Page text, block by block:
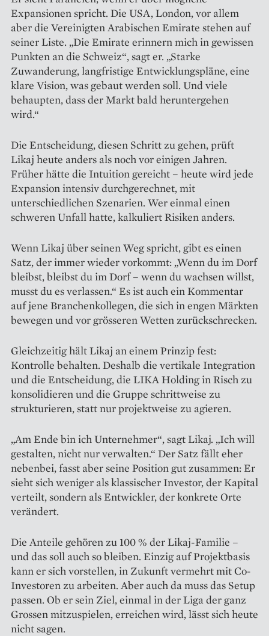
Expansionen spricht. Die USA, London, vor allem
aber die Vereinigten Arabischen Emirate stehen auf
seiner Liste. „Die Emirate erinnern mich in gewissen
Punkten an die Schweiz“, sagt er. „Starke
Zuwanderung, langfristige Entwicklungspläne, eine
klare Vision, was gebaut werden soll. Und viele
behaupten, dass der Markt bald heruntergehen
wird.“
Die Entscheidung, diesen Schritt zu gehen, prüft
Likaj heute anders als noch vor einigen Jahren.
Früher hätte die Intuition gereicht – heute wird jede
Expansion intensiv durchgerechnet, mit
unterschiedlichen Szenarien. Wer einmal einen
schweren Unfall hatte, kalkuliert Risiken anders.
Wenn Likaj über seinen Weg spricht, gibt es einen
Satz, der immer wieder vorkommt: „Wenn du im Dorf
bleibst, bleibst du im Dorf – wenn du wachsen willst,
musst du es verlassen.“ Es ist auch ein Kommentar
auf jene Branchenkollegen, die sich in engen Märkten
bewegen und vor grösseren Wetten zurückschrecken.
Gleichzeitig hält Likaj an einem Prinzip fest:
Kontrolle behalten. Deshalb die vertikale Integration
und die Entscheidung, die LIKA Holding in Risch zu
konsolidieren und die Gruppe schrittweise zu
strukturieren, statt nur projektweise zu agieren.
„Am Ende bin ich Unternehmer“, sagt Likaj. „Ich will
gestalten, nicht nur verwalten.“ Der Satz fällt eher
nebenbei, fasst aber seine Position gut zusammen: Er
sieht sich weniger als klassischer Investor, der Kapital
verteilt, sondern als Entwickler, der konkrete Orte
verändert.
Die Anteile gehören zu 100 % der Likaj-Familie –
und das soll auch so bleiben. Einzig auf Projektbasis
kann er sich vorstellen, in Zukunft vermehrt mit Co-
Investoren zu arbeiten. Aber auch da muss das Setup
passen. Ob er sein Ziel, einmal in der Liga der ganz
Grossen mitzuspielen, erreichen wird, lässt sich heute
nicht sagen.